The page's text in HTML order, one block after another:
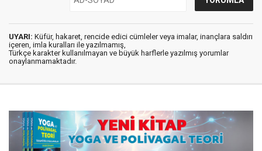
UYARI: Küfür, hakaret, rencide edici cümleler veya imalar, inançlara saldırı
içeren, imla kuralları ile yazılmamış,
Türkçe karakter kullanılmayan ve büyük harflerle yazılmış yorumlar
onaylanmamaktadır.